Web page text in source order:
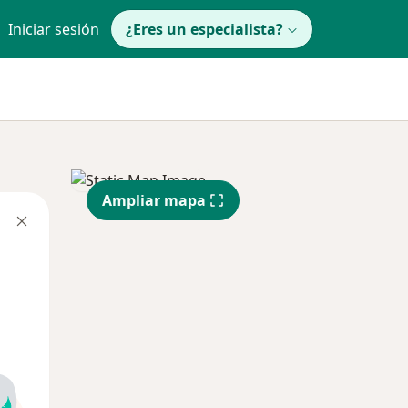
Iniciar sesión ¿Eres un especialista?
Ampliar mapa